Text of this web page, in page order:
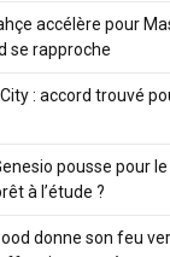
accélère pour
se rapproche
: accord trouvé
pousse pour
à l’étude ?
donne son feu